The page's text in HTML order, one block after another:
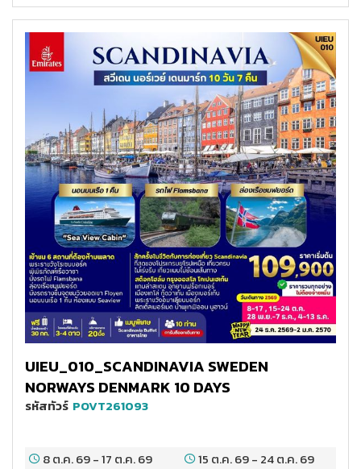
UIEU_010_SCANDINAVIA SWEDEN
NORWAYS DENMARK 10 DAYS
รหัสทัวร์ POVT261093
8 ต.ค. 69-17 ต.ค. 69 15 ต.ค. 69- 24 ต.ค. 69